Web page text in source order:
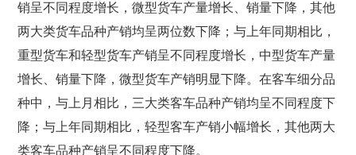
销呈不同程度增长，微型货车产量增长、销量下降，其他
两大类货车品种产销均呈两位数下降；与上年同期相比，
重型货车和轻型货车产销呈不同程度增长，中型货车产量
增长、销量下降，微型货车产销明显下降。在客车细分品
种中，与上月相比，三大类客车品种产销均呈不同程度下
降；与上年同期相比，轻型客车产销小幅增长，其他两大
类客车品种产销呈不同程度下降。